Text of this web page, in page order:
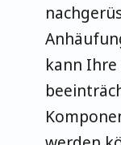
kann